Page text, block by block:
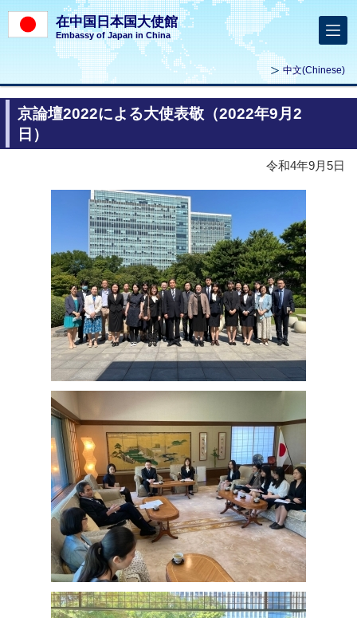
在中国日本国大使館
Embassy of Japan in China
中文(Chinese)
京論壇2022による大使表敬（2022年9月2
日）
令和4年9月5日